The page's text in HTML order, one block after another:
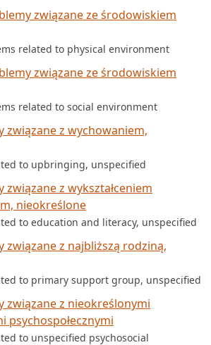
związane ze środowiskiem
related to physical environment
związane ze środowiskiem
related to social environment
związane z wychowaniem,
to upbringing, unspecified
związane z wykształceniem
nieokreślone
to education and literacy, unspecified
związane z najbliższą rodziną,
to primary support group, unspecified
związane z nieokreślonymi
psychospołecznymi
to unspecified psychosocial